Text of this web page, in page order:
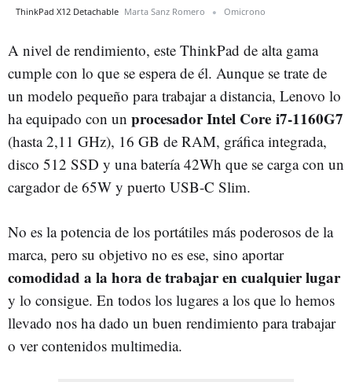
ThinkPad X12 Detachable Marta Sanz Romero Omicrono
A nivel de rendimiento, este ThinkPad de alta gama
cumple con lo que se espera de él. Aunque se trate de
un modelo pequeño para trabajar a distancia, Lenovo lo
ha equipado con un procesador Intel Core i7-1160G7
(hasta 2,11 GHz), 16 GB de RAM, gráfica integrada,
disco 512 SSD y una batería42Wh que se carga con un
cargador de 65W y puerto USB-C Slim.
No es la potencia de los portátiles más poderosos de la
marca, pero su objetivo no es ese, sino aportar
comodidad a la hora de trabajar en cualquier lugar
y lo consigue. En todos los lugares a los que lo hemos
llevado nos ha dado un buen rendimiento para trabajar
o ver contenidos multimedia.